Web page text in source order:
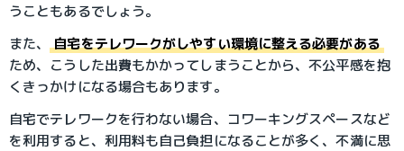
うこともあるでしょう。
また、自宅をテレワークがしやすい環境に整える必要がある
ため、こうした出費もかかってしまうことから、不公平感を抱
くきっかけになる場合もあります。
自宅でテレワークを行わない場合、コワーキングスペースなど
を利用すると、利用料も自己負担になることが多く、不満に思